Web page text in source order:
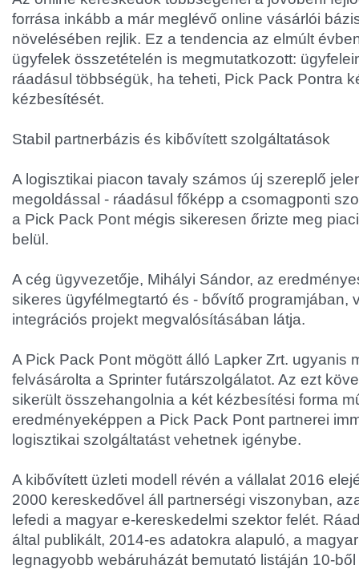
forrása inkább a már meglévő online vásárlói
növelésében rejlik. Ez a tendencia az elmúlt
ügyfelek összetételén is megmutatkozott:
ráadásul többségük, ha teheti, Pick Pack Pontra
kézbesítését.
Stabil partnerbázis és kibővített szolgáltatások
A logisztikai piacon tavaly számos új szereplő
megoldással - ráadásul főképp a csomagponti
a Pick Pack Pont mégis sikeresen őrizte meg
belül.
A cég ügyvezetője, Mihályi Sándor, az
sikeres ügyfélmegtartó és - bővítő programjában,
integrációs projekt megvalósításában látja.
A Pick Pack Pont mögött álló Lapker Zrt. ugyanis
felvásárolta a Sprinter futárszolgálatot. Az ezt
sikerült összehangolnia a két kézbesítési forma
eredményeképpen a Pick Pack Pont partnerei
logisztikai szolgáltatást vehetnek igénybe.
A kibővített üzleti modell révén a vállalat 2016
2000 kereskedővel áll partnerségi viszonyban,
lefedi a magyar e-kereskedelmi szektor felét.
által publikált, 2014-es adatokra alapuló, a
legnagyobb webáruházát bemutató listáján 10-